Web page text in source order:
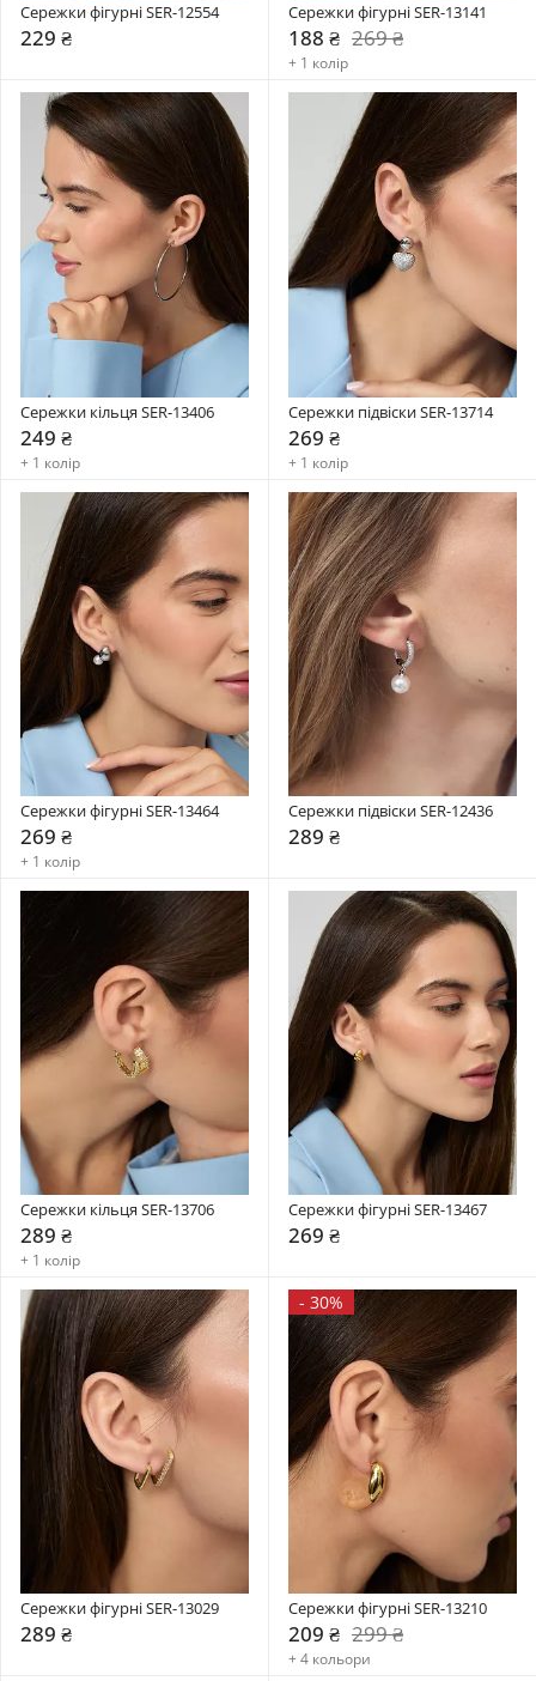
Сережки фігурні SER-12554
229 ₴
Сережки фігурні SER-13141
188 ₴ 269 ₴
+ 1 колір
Сережки кільця SER-13406
249 ₴
+ 1 колір
Сережки підвіски SER-13714
269 ₴
+ 1 колір
Сережки фігурні SER-13464
269 ₴
+ 1 колір
Сережки підвіски SER-12436
289 ₴
Сережки кільця SER-13706
289 ₴
+ 1 колір
Сережки фігурні SER-13467
269 ₴
Сережки фігурні SER-13029
289 ₴
- 30%
Сережки фігурні SER-13210
209 ₴ 299 ₴
+ 4 кольори